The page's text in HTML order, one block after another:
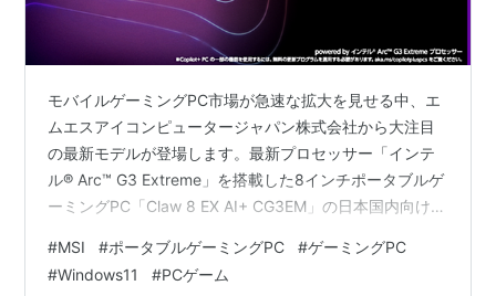
モバイルゲーミングPC市場が急速な拡大を見せる中、エ
ムエスアイコンピュータージャパン株式会社から大注目
の最新モデルが登場します。最新プロセッサー「インテ
ル® Arc™ G3 Extreme」を搭載した8インチポータブルゲ
ーミングPC「Claw 8 EX AI+ CG3EM」の日本国内向けモ
す。 外出先でも妥協のないPCゲーム環境を持ち歩きたい
ゲーマーはもちろん、ビジネスや生成AIツールをモバイ
#MSI #ポータブルゲーミングPC #ゲーミングPC
#Windows11 #PCゲーム